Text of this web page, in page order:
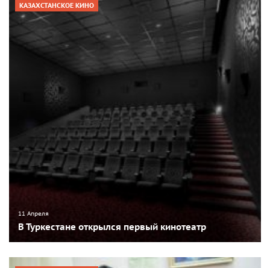
КАЗАХСТАНСКОЕ КИНО
11 Апреля
В Туркестане открылся первый кинотеатр